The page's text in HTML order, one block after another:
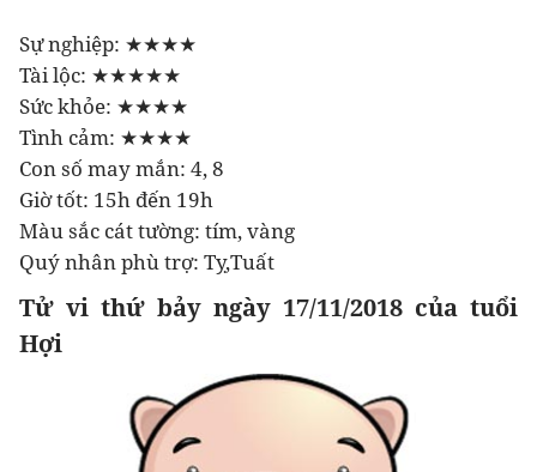
Sự nghiệp: ★★★★
Tài lộc: ★★★★★
Sức khỏe: ★★★★
Tình cảm: ★★★★
Con số may mắn: 4, 8
Giờ tốt: 15h đến 19h
Màu sắc cát tường: tím, vàng
Quý nhân phù trợ: Tỵ,Tuất
Tử vi thứ bảy ngày 17/11/2018 của tuổi
Hợi